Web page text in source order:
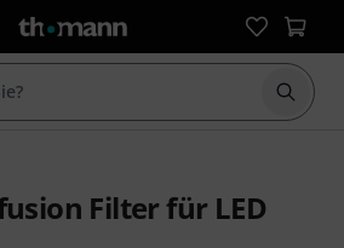
Suche
Filter für LED